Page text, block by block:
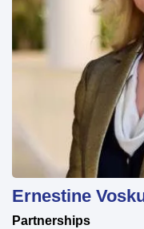
Ernestine
Partnerships